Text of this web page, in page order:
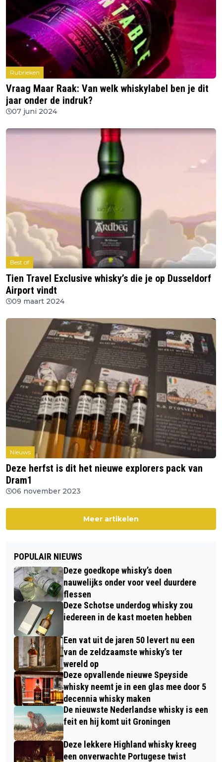
Rubrieken
Vraag Maar Raak: Van welk whiskylabel ben je dit
jaar onder de indruk?
07 juni 2024
Best of
Tien Travel Exclusive whisky’s die je op Dusseldorf
Airport vindt
09 maart 2024
Nieuws
Deze herfst is dit het nieuwe explorers pack van
Dram1
06 november 2023
Meer artikelen
POPULAIR NIEUWS
Deze goedkope whisky’s doen
nauwelijks onder voor veel duurdere
flessen
Deze Schotse underdog whisky zou
iedereen in de kast moeten hebben
Een vat uit de jaren 50 levert nu een
van de zeldzaamste whisky’s ter
wereld op
Deze opvallende nieuwe Speyside
whisky neemt je in een glas mee door 5
decennia whisky maken
De nieuwste Nederlandse whisky is een
feit en hij komt uit Groningen
Deze lekkere Highland whisky kreeg
een onverwachte Portugese twist